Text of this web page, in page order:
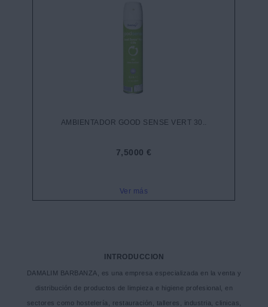
AMBIENTADOR GOOD SENSE VERT 30..
7,5000 €
Ver más
INTRODUCCION
DAMALIM BARBANZA, es una empresa especializada en la venta y
distribución de productos de limpieza e higiene profesional, en
sectores como hostelería, restauración, talleres, industria, clinicas,